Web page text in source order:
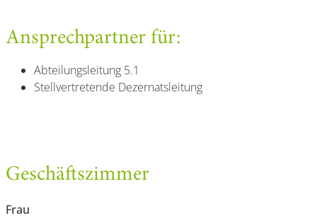
Ansprechpartner für:
Abteilungsleitung 5.1
Stellvertretende Dezernatsleitung
Geschäftszimmer
Frau